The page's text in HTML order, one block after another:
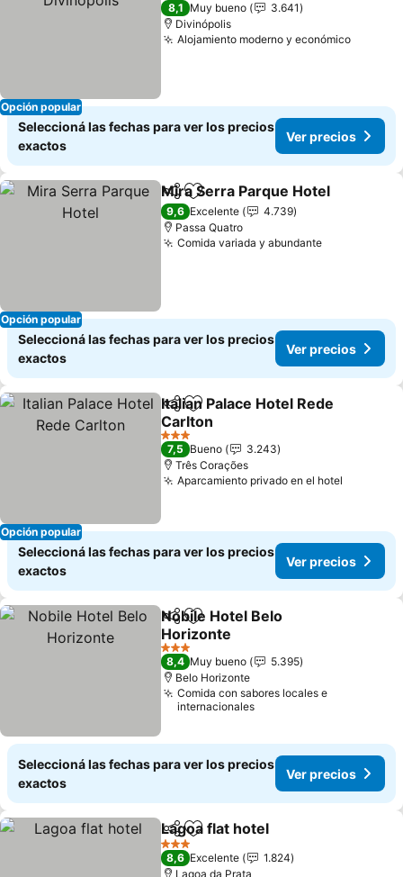
Opción popular
8,1 Muy bueno
3.641
Divinópolis
Alojamiento moderno y económico
Seleccioná las fechas para ver los precios
exactos
Ver precios
Opción popular
CompartirAñadir a favoritos
Mira Serra Parque Hotel
9,6 Excelente
4.739
Passa Quatro
Comida variada y abundante
Seleccioná las fechas para ver los precios
exactos
Ver precios
Opción popular
CompartirAñadir a favoritos
Italian Palace Hotel Rede
Carlton
3 Estrellas
7,5 Bueno
3.243
Três Corações
Aparcamiento privado en el hotel
Seleccioná las fechas para ver los precios
exactos
Ver precios
CompartirAñadir a favoritos
Nobile Hotel Belo
Horizonte
3 Estrellas
8,4 Muy bueno
5.395
Belo Horizonte
Comida con sabores locales e
internacionales
Seleccioná las fechas para ver los precios
exactos
Ver precios
CompartirAñadir a favoritos
Lagoa flat hotel
3 Estrellas
8,6 Excelente
1.824
Lagoa da Prata